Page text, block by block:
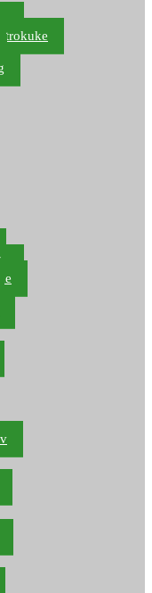
trokuke